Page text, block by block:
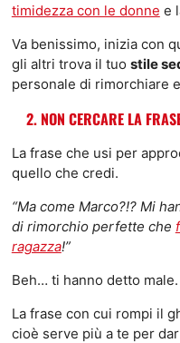
timidezza con le donne e
Va benissimo, inizia con
gli altri trova il tuo stile
personale di rimorchiare
2. NON CERCARE LA
La frase che usi per
quello che credi.
“Ma come Marco?!? Mi
di rimorchio perfette che
ragazza!”
Beh… ti hanno detto male.
La frase con cui rompi il
cioè serve più a te per